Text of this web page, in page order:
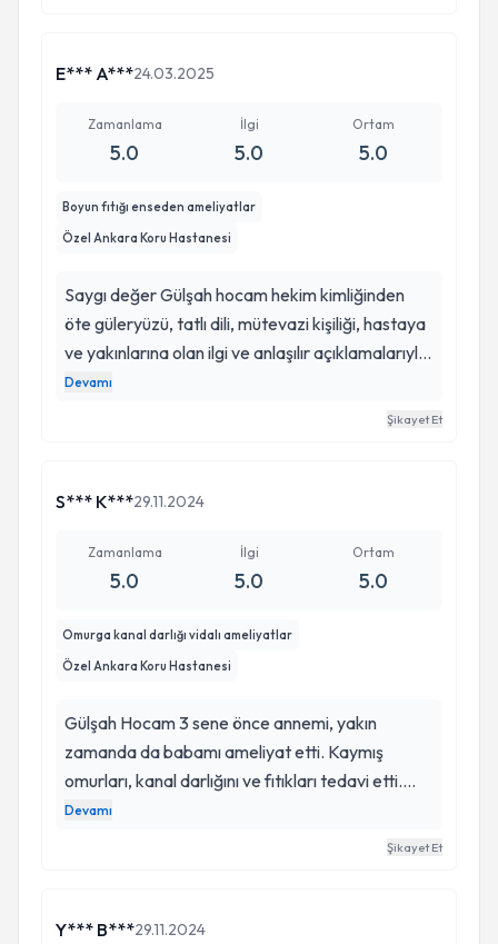
Kendisine buradan çok ama çok teşekkür
HOCAM…🌸
E*** A***24.03.2025
Zamanlama
5.0
İlgi
5.0
Ortam
5.0
Boyun fıtığı enseden ameliyatlar
Özel Ankara Koru Hastanesi
Saygı değer Gülşah hocam hekim kimliğinden
öte güleryüzü, tatlı dili, mütevazi kişiliği, hastaya
ve yakınlarına olan ilgi ve anlaşılır açıklamalarıyla
gerçek bir şans. 85 yaşındaki babam Metin
sonrası düzeldi. Hocamız ameliyat sonrası her
olan güvenimiz ve saygımız sonsuz. 85 yaşındaki
bir insanın kalan yaşamını kaliteli kılan hem
olan Gülşah hocam hep varolun. Saygı ve
sevgilerimle.
Devamı
Şikayet Et
S*** K***29.11.2024
Zamanlama
5.0
İlgi
5.0
Ortam
5.0
Omurga kanal darlığı vidalı ameliyatlar
Özel Ankara Koru Hastanesi
Gülşah Hocam 3 sene önce annemi, yakın
zamanda da babamı ameliyat etti. Kaymış
omurları, kanal darlığını ve fıtıkları tedavi etti.
Kendisi bizim için Tanrı’nın yeryüzündeki eli oldu.
sayesinde her ikisi de çok kısa sürede sağlığına
Devamı
Şikayet Et
Y*** B***29.11.2024